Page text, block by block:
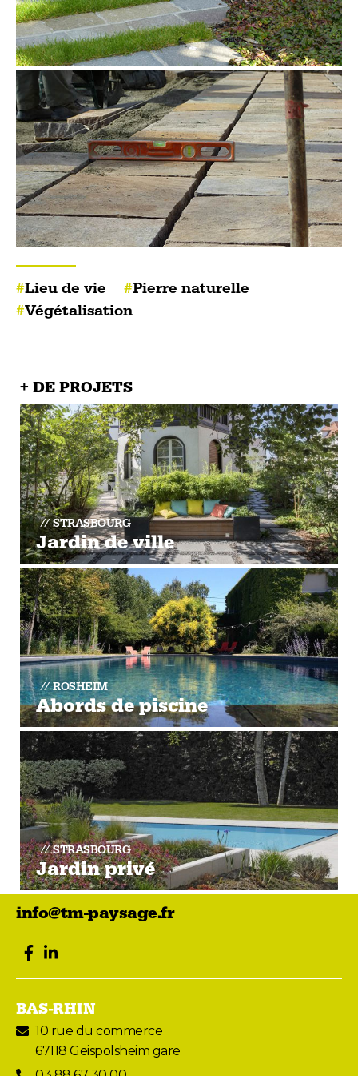
Lieu de vie
Pierre naturelle
Végétalisation
+ DE PROJETS
STRASBOURG
Jardin de ville
ROSHEIM
Abords de piscine
STRASBOURG
Jardin privé
info@tm-paysage.fr
facebook
LinkedIn
BAS-RHIN
10 rue du commerce
67118 Geispolsheim gare